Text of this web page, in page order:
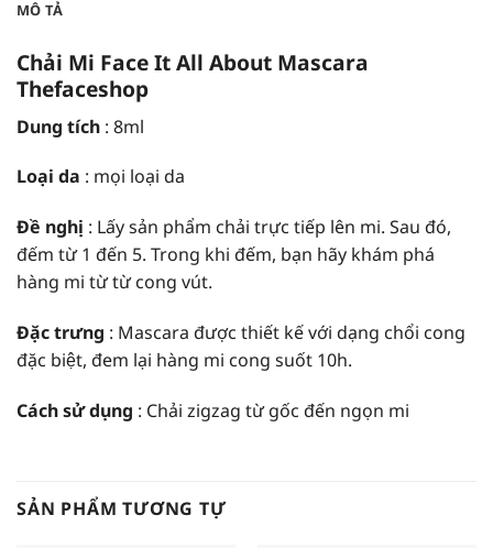
MÔ TẢ
Chải Mi Face It All About Mascara
Thefaceshop
Dung tích : 8ml
Loại da : mọi loại da
Đề nghị : Lấy sản phẩm chải trực tiếp lên mi. Sau đó,
đếm từ 1 đến 5. Trong khi đếm, bạn hãy khám phá
hàng mi từ từ cong vút.
Đặc trưng : Mascara được thiết kế với dạng chổi cong
đặc biệt, đem lại hàng mi cong suốt 10h.
Cách sử dụng : Chải zigzag từ gốc đến ngọn mi
SẢN PHẨM TƯƠNG TỰ